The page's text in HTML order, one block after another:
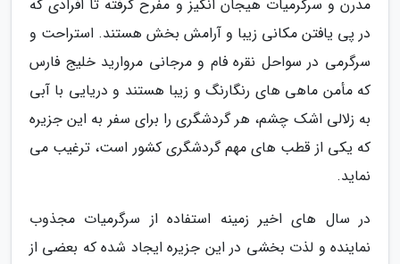
مدرن و سرگرمیات هیجان انگیز و مفرح گرفته تا افرادی که
در پی یافتن مکانی زیبا و آرامش بخش هستند. استراحت و
سرگرمی در سواحل نقره فام و مرجانی مروارید خلیج فارس
که مأمن ماهی های رنگارنگ و زیبا هستند و دریایی با آبی
به زلالی اشک چشم، هر گردشگری را برای سفر به این جزیره
که یکی از قطب های مهم گردشگری کشور است، ترغیب می
نماید.
در سال های اخیر زمینه استفاده از سرگرمیات مجذوب
نماینده و لذت بخشی در این جزیره ایجاد شده که بعضی از